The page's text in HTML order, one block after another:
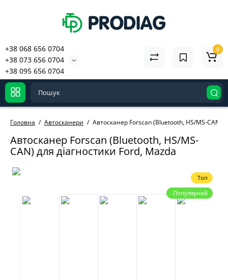
+38 068 656 0704
+38 073 656 0704
+38 095 656 0704
0
Головна Автосканери Автосканер Forscan (Bluetooth, HS/MS-CAN)
Автосканер Forscan (Bluetooth, HS/MS-
CAN) для діагностики Ford, Mazda
Топ
Популярний